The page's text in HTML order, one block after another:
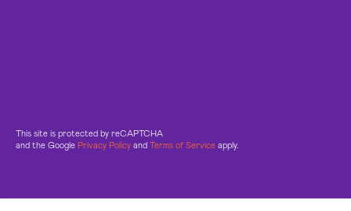
This site is protected by reCAPTCHA
and the Google Privacy Policy and Terms of Service apply.